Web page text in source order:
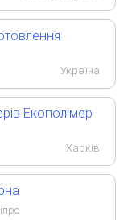
Україна
Екополімер
Харків